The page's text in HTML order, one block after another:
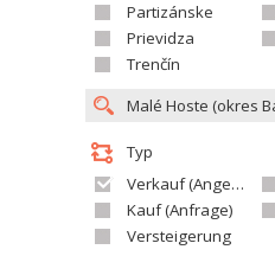
Partizánske
Prievidza
Trenčín
Typ
Verkauf (Angebot)
Kauf (Anfrage)
Versteigerung